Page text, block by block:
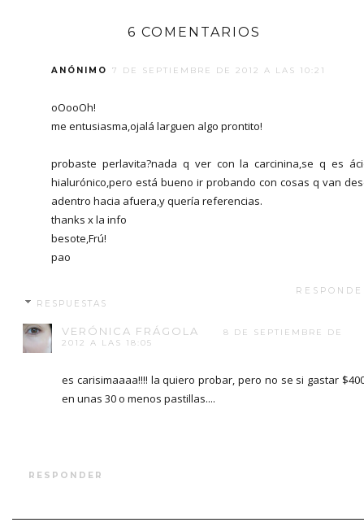
6 COMENTARIOS
ANÓNIMO 7 DE SEPTIEMBRE DE 2012 A LAS 10:21
oOooOh!
me entusiasma,ojalá larguen algo prontito!
probaste perlavita?nada q ver con la carcinina,se q es
hialurónico,pero está bueno ir probando con cosas q van
adentro hacia afuera,y quería referencias.
thanks x la info
besote,Frú!
pao
RESPUESTAS
VERÓNICA FRÁGOLA
8 DE SEPTIEMBRE DE
2012 A LAS 18:05
es carisimaaaa!!!! la quiero probar, pero no se si gastar
en unas 30 o menos pastillas....
RESPONDER